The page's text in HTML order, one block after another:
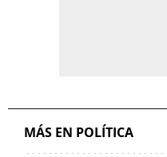
MÁS EN POLÍTICA